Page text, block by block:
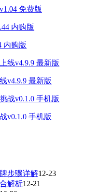
免费版
内购版
v4.9.9 最新版
v0.1.0 手机版
步骤详解12-23
解析12-21